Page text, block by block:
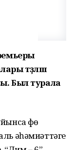
төҙөлөшө
Был турала
Өфө
әһәмиәттәге